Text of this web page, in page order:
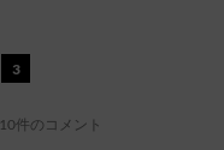
3
10件のコメント